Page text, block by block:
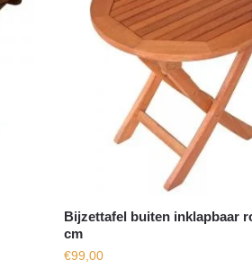
Bijzettafel buiten inklapbaar
cm
€99,00